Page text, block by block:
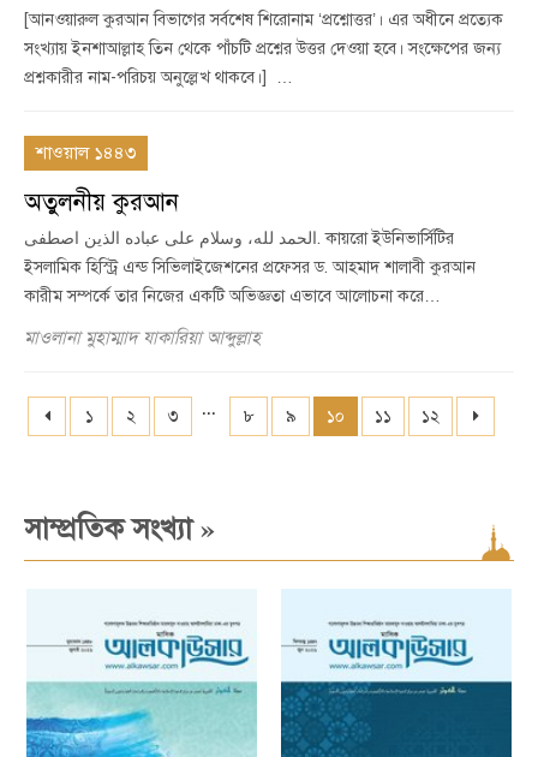
[আনওয়ারুল কুরআন বিভাগের সর্বশেষ শিরোনাম ‘প্রশ্নোত্তর’। এর অধীনে প্রত্যেক
সংখ্যায় ইনশাআল্লাহ তিন থেকে পাঁচটি প্রশ্নের উত্তর দেওয়া হবে। সংক্ষেপের জন্য
প্রশ্নকারীর নাম-পরিচয় অনুল্লেখ থাকবে।] …
শাওয়াল ১৪৪৩
অতুলনীয় কুরআন
الحمد لله، وسلام على عباده الذين اصطفى. কায়রো ইউনিভার্সিটির
ইসলামিক হিস্ট্রি এন্ড সিভিলাইজেশনের প্রফেসর ড. আহমাদ শালাবী কুরআন
কারীম সম্পর্কে তার নিজের একটি অভিজ্ঞতা এভাবে আলোচনা করে…
মাওলানা মুহাম্মাদ যাকারিয়া আব্দুল্লাহ
১ ২ ৩ ... ৮ ৯ ১০ ১১ ১২
সাম্প্রতিক সংখ্যা»